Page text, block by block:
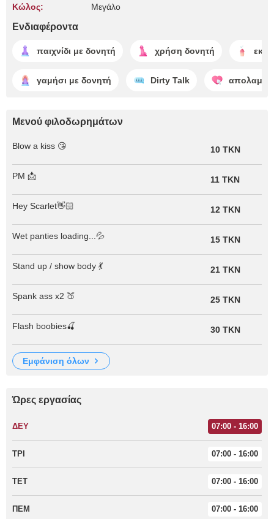
Κώλος: Μεγάλο
Ενδιαφέροντα
παιχνίδι με δονητή χρήση δονητή
γαμήσι με δονητή Dirty Talk
Μενού φιλοδωρημάτων
Blow a kiss 😘 10 TKN
PM 📩 11 TKN
Hey Scarlet👋🏻 12 TKN
Wet panties loading...💦 15 TKN
Stand up / show body 💃 21 TKN
Spank ass x2 🍑 25 TKN
Flash boobies🍒 30 TKN
εμφάνιση όλων
Ώρες εργασίας
ΔΕΥ 07:00 - 16:00
ΤΡΙ 07:00 - 16:00
ΤΕΤ 07:00 - 16:00
ΠΕΜ 07:00 - 16:00